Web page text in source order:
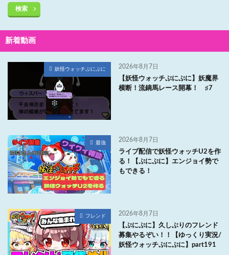
検索
新着動画
妖怪ウォッチぷにぷに 2026年8月7日
【妖怪ウォッチぷにぷに】妖魔界
横断！流鏑馬レース開幕！ ♯7
最強 2026年8月7日
ライブ配信で妖怪ウォッチU2を作
る！【ぷにぷに】エンジョイ勢で
もできる！
フレンド 2026年8月7日
【ぷにぷに】久しぶりのフレンド
募集やるぞい！！【ゆっくり実況/
妖怪ウォッチぷにぷに】part191